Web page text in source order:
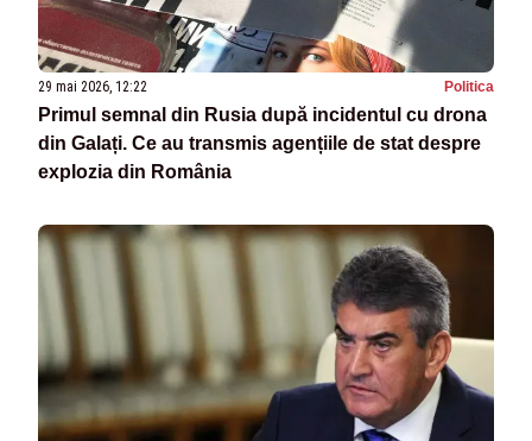
29 mai 2026, 12:22 Politica
Primul semnal din Rusia după incidentul cu drona
din Galați. Ce au transmis agențiile de stat despre
explozia din România